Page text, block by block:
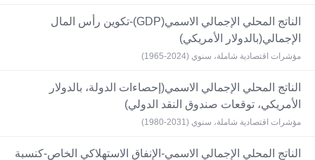
الناتج المحلي الإجمالي الاسمي(GDP)-تكوين رأس المال
الإجمالي(بالدولار الأمريكي)
مؤشرات اقتصادية شاملة، سنوي (2024-1965)
الناتج المحلي الإجمالي الاسمي(إحصاءات الدولة، بالدولار
الأمريكي، توقعات صندوق النقد الدولي)
مؤشرات اقتصادية شاملة، سنوي (2031-1980)
الناتج المحلي الإجمالي الاسمي-الإنفاق الاستهلاكي الخاص-كنسبة